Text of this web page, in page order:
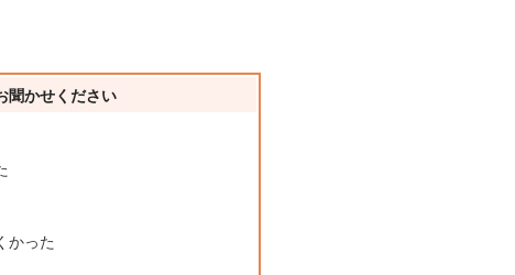
聞かせください
かった